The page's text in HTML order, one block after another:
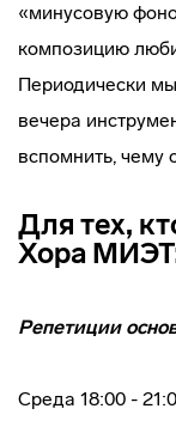
«минусовую
композицию
Периодически
вечера
вспомнить, чему
Для тех,
Хора
Репетиции
Среда 18:00 -